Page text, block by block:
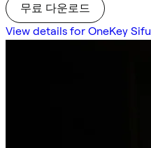
무료 다운로드
View details for OneKey Sifu